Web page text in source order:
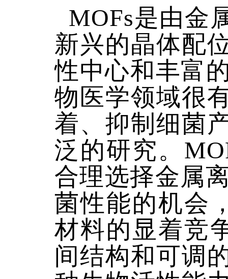
MOFs是由金
新兴的晶体配
性中心和丰富
物医学领域很
着、抑制细菌
泛的研究。
合理选择金属
菌性能的机会
材料的显着竞
间结构和可调